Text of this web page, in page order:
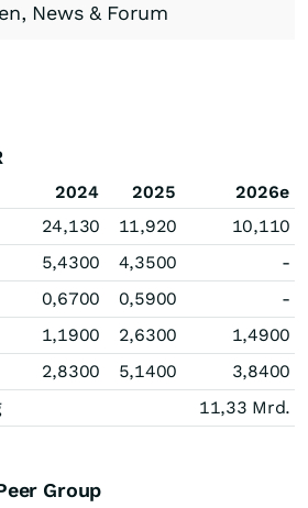
News & Forum
2024 2025
2026e
24,130 11,920
10,110
5,4300 4,3500
-
0,6700 0,5900
-
1,1900 2,6300
1,4900
2,8300 5,1400
3,8400
11,33 Mrd.
Group